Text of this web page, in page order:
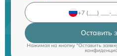
Оставить
Нажимая на кнопку "Оставить